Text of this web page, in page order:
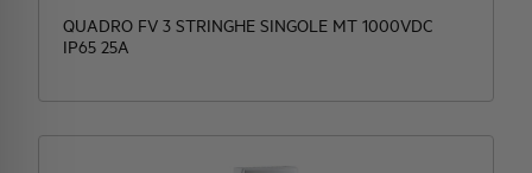
QUADRO FV 3 STRINGHE SINGOLE MT 1000VDC
IP65 25A